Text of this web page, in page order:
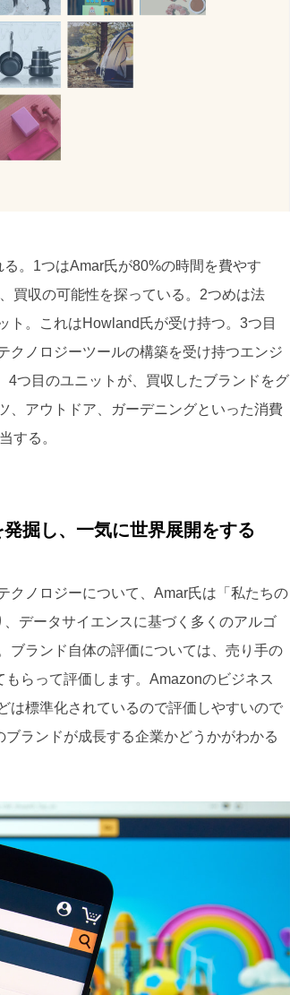
。1つはAmar氏が80%の時間を費やす
買収の可能性を探っている。2つめは法
ト。これはHowland氏が受け持つ。3つ目
クノロジーツールの構築を受け持つエンジ
4つ目のユニットが、買収したブランドをグ
、アウトドア、ガーデニングといった消費
する。
掘し、一気に世界展開をする
ノロジーについて、Amar氏は「私たちの
データサイエンスに基づく多くのアルゴ
ブランド自体の評価については、売り手の
らって評価します。Amazonのビジネス
は標準化されているので評価しやすいので
ランドが成長する企業かどうかがわかる